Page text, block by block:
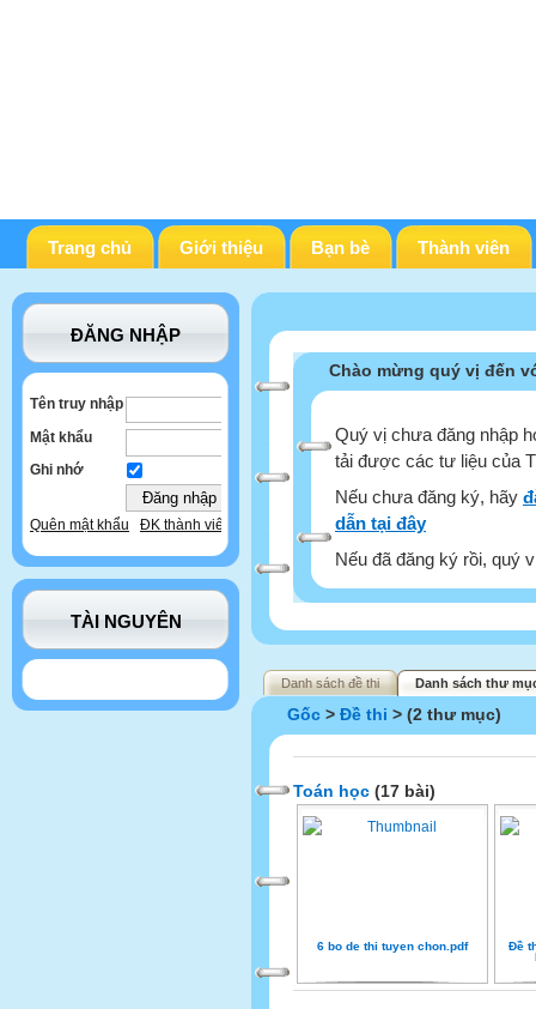
Trang chủ Giới thiệu Bạn bè Thành viên
ĐĂNG NHẬP
Tên truy nhập
Mật khẩu
Ghi nhớ
Quên mật khẩu ĐK thành viên
TÀI NGUYÊN
Chào mừng quý vị đến
Quý vị chưa đăng nhập
tải được các tư liệu của
Nếu chưa đăng ký, hãy
dẫn tại đây
Nếu đã đăng ký rồi, quý
Danh sách đề thi Danh sách thư
Gốc > Đề thi > (2 thư mục)
Toán học (17 bài)
6 bo de thi tuyen chon.pdf
Đề